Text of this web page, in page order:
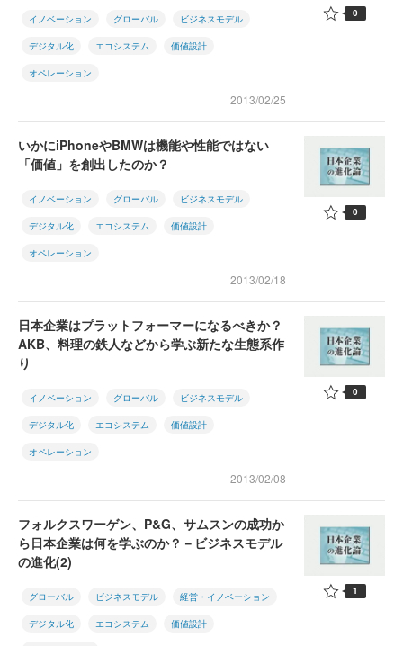
イノベーション グローバル ビジネスモデル
デジタル化 エコシステム 価値設計
オペレーション
2013/02/25
0
いかにiPhoneやBMWは機能や性能ではない
「価値」を創出したのか？
イノベーション グローバル ビジネスモデル
デジタル化 エコシステム 価値設計
オペレーション
2013/02/18
0
日本企業はプラットフォーマーになるべきか？
AKB、料理の鉄人などから学ぶ新たな生態系作
り
イノベーション グローバル ビジネスモデル
デジタル化 エコシステム 価値設計
オペレーション
2013/02/08
0
フォルクスワーゲン、P&G、サムスンの成功か
ら日本企業は何を学ぶのか？－ビジネスモデル
の進化(2)
グローバル ビジネスモデル 経営・イノベーション
デジタル化 エコシステム 価値設計
1